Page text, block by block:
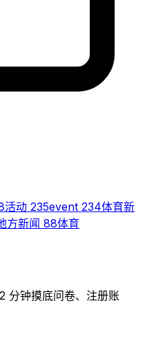
活动 235event 234体育新
方新闻 88体育
分钟摸底问卷、注册账